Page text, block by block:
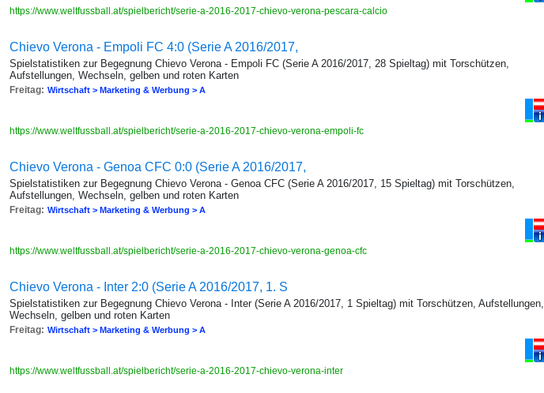
https://www.weltfussball.at/spielbericht/serie-a-2016-2017-chievo-verona-pescara-calcio
Chievo Verona - Empoli FC 4:0 (Serie A 2016/2017,
Spielstatistiken zur Begegnung Chievo Verona - Empoli FC (Serie A 2016/2017, 28 Spieltag) mit Torschützen,
Aufstellungen, Wechseln, gelben und roten Karten
Freitag: Wirtschaft > Marketing & Werbung > A
https://www.weltfussball.at/spielbericht/serie-a-2016-2017-chievo-verona-empoli-fc
Chievo Verona - Genoa CFC 0:0 (Serie A 2016/2017,
Spielstatistiken zur Begegnung Chievo Verona - Genoa CFC (Serie A 2016/2017, 15 Spieltag) mit Torschützen,
Aufstellungen, Wechseln, gelben und roten Karten
Freitag: Wirtschaft > Marketing & Werbung > A
https://www.weltfussball.at/spielbericht/serie-a-2016-2017-chievo-verona-genoa-cfc
Chievo Verona - Inter 2:0 (Serie A 2016/2017, 1. S
Spielstatistiken zur Begegnung Chievo Verona - Inter (Serie A 2016/2017, 1 Spieltag) mit Torschützen, Aufstellungen,
Wechseln, gelben und roten Karten
Freitag: Wirtschaft > Marketing & Werbung > A
https://www.weltfussball.at/spielbericht/serie-a-2016-2017-chievo-verona-inter